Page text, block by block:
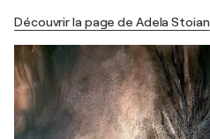
Découvrir la page de Adela Stoian